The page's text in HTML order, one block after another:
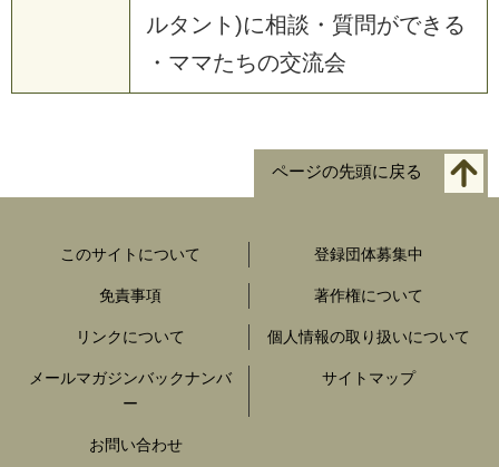
ルタント)に相談・質問ができる
・ママたちの交流会
ページの先頭に戻る
このサイトについて 登録団体募集中
免責事項 著作権について
リンクについて 個人情報の取り扱いについて
メールマガジンバックナンバ
ー
サイトマップ
お問い合わせ